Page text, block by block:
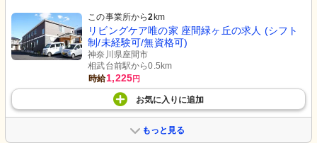
この事業所から2 km
リビングケア唯の家 座間緑ヶ丘の求人 (シフト
制/未経験可/無資格可)
神奈川県座間市
相武台前駅から0.5km
時給1,225円
お気に入り に追加
もっと見る